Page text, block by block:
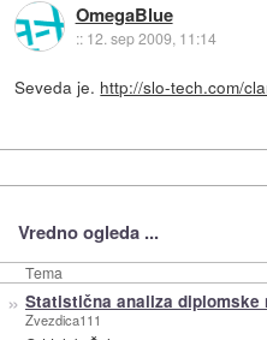
OmegaBlue
:: 12. sep 2009, 11:14
Seveda je. http://slo-tech.com/
Vredno ogleda ...
Tema
» Statistična analiza diplomske
Zvezdica111